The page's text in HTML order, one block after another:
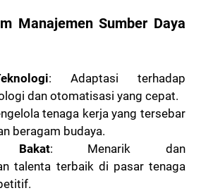
Manajemen Sumber Daya
: Adaptasi terhadap
dan otomatisasi yang cepat.
tenaga kerja yang tersebar
beragam budaya.
Bakat: Menarik dan
talenta terbaik di pasar tenaga